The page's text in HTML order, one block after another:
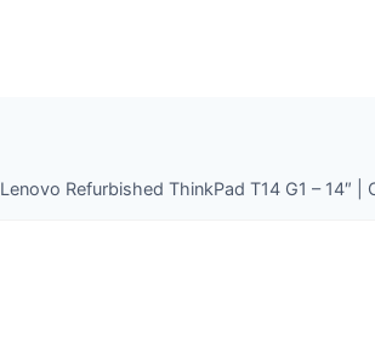
Lenovo Refurbished ThinkPad T14 G1 – 14″